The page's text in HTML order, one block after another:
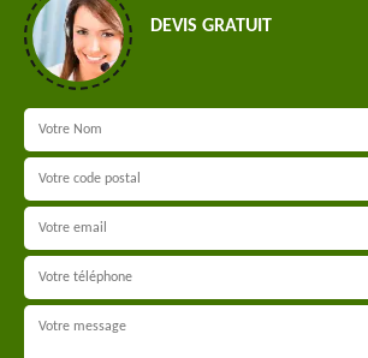
DEVIS GRATUIT